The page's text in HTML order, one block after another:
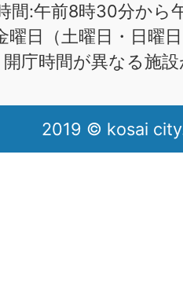
間:午前8時30分から
曜日（土曜日・日曜
庁時間が異なる施
2019 © kosai